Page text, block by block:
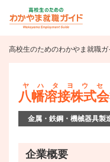
企業を探す
高校生のためのわかやま就職ガ
八幡溶接株式
ヤハタヨウセ
金属・鉄鋼・機械器具製
企業概要